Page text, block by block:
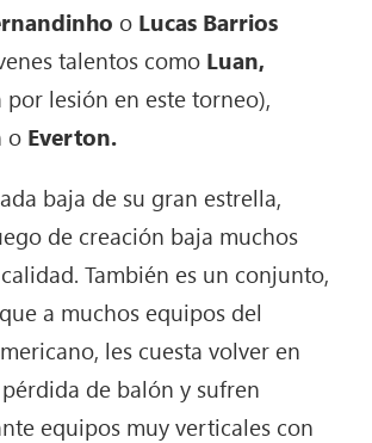
o Lucas Barrios
talentos como Luan,
por lesión en este torneo),
o Everton.
baja de su gran estrella,
de creación baja muchos
También es un conjunto,
a muchos equipos del
les cuesta volver en
de balón y sufren
equipos muy verticales con